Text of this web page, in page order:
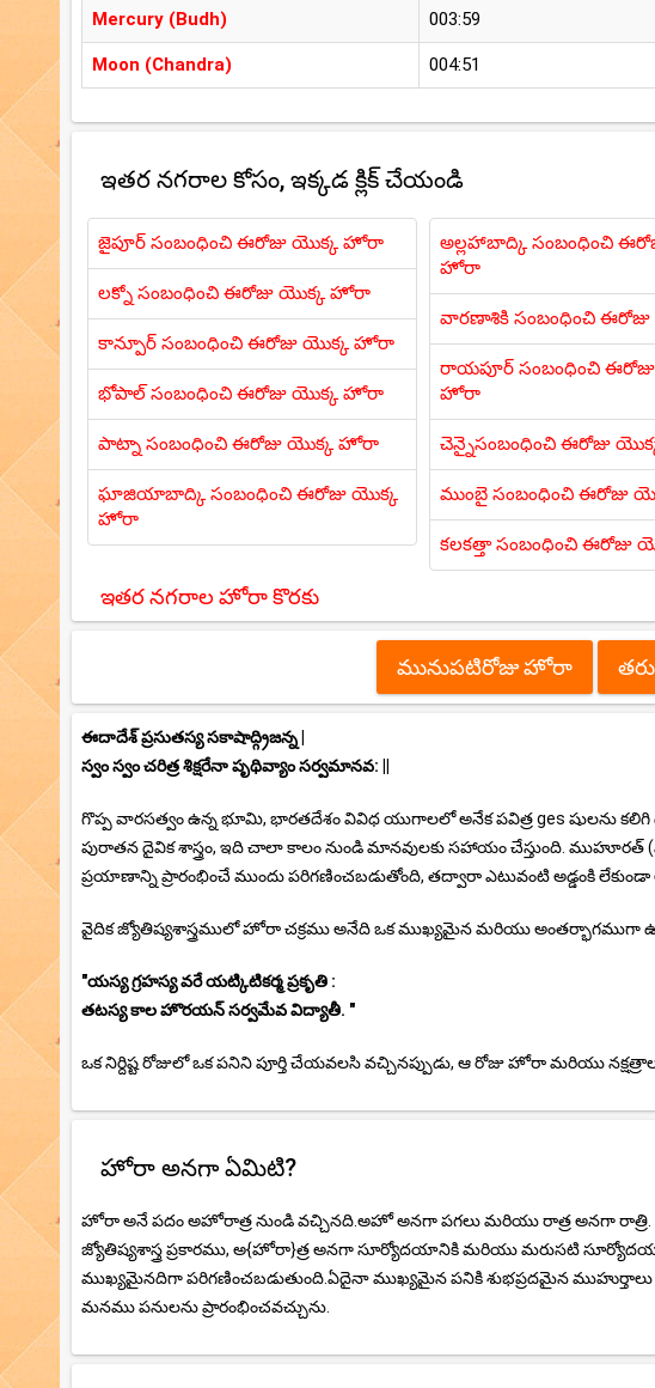
Mercury (Budh) 003:59
Moon (Chandra) 004:51
ఇతర నగరాల కోసం, ఇక్కడ క్లిక్ చేయండి
జైపూర్ సంబంధించి ఈరోజు యొక్క హోరా
లక్నో సంబంధించి ఈరోజు యొక్క హోరా
కాన్పూర్ సంబంధించి ఈరోజు యొక్క హోరా
భోపాల్ సంబంధించి ఈరోజు యొక్క హోరా
పాట్నా సంబంధించి ఈరోజు యొక్క హోరా
ఘాజియాబాద్కి సంబంధించి ఈరోజు యొక్క
హోరా
అల్లహాబాద్కి సంబంధించి
హోరా
వారణాశికి సంబంధించి
రాయపూర్ సంబంధించి
హోరా
చెన్నైసంబంధించి ఈరోజు
ముంబై సంబంధించి ఈరోజు
కలకత్తా సంబంధించి
ఇతర నగరాల హోరా కొరకు
మునుపటిరోజు హోరా
ఈదాదేశ్ ప్రసుతస్య సకాషాద్గ్రిజన్న |
స్వం స్వం చరిత్ర శిక్షరేనా పృథివ్యాం సర్వమానవ: ||
గొప్ప వారసత్వం ఉన్న భూమి, భారతదేశం వివిధ యుగాలలో అనేక పవిత్ర ges షులను కలిగి
పురాతన దైవిక శాస్త్రం, ఇది చాలా కాలం నుండి మానవులకు సహాయం చేస్తుంది.
ప్రయాణాన్ని ప్రారంభించే ముందు పరిగణించబడుతోంది, తద్వారా ఎటువంటి అడ్డంకి
వైదిక జ్యోతిష్యశాస్త్రములో హోరా చక్రము అనేది ఒక ముఖ్యమైన మరియు అంతర్భాగముగా
"యస్య గ్రహస్య వరే యట్కిటికర్మ ప్రకృతి :
తటస్య కాల హొరయన్ సర్వమేవ విద్యాతీ. "
ఒక నిర్దిష్ట రోజులో ఒక పనిని పూర్తి చేయవలసి వచ్చినప్పుడు, ఆ రోజు హోరా మరియు
హోరా అనగా ఏమిటి?
హోరా అనే పదం అహోరాత్ర నుండి వచ్చినది.అహో అనగా పగలు మరియు రాత్ర అనగా
జ్యోతిష్యశాస్త్ర ప్రకారము, అ{హోరా}త్ర అనగా సూర్యోదయానికి మరియు మరుసటి
ముఖ్యమైనదిగా పరిగణించబడుతుంది.ఏదైనా ముఖ్యమైన పనికి శుభప్రదమైన
మనము పనులను ప్రారంభించవచ్చును.